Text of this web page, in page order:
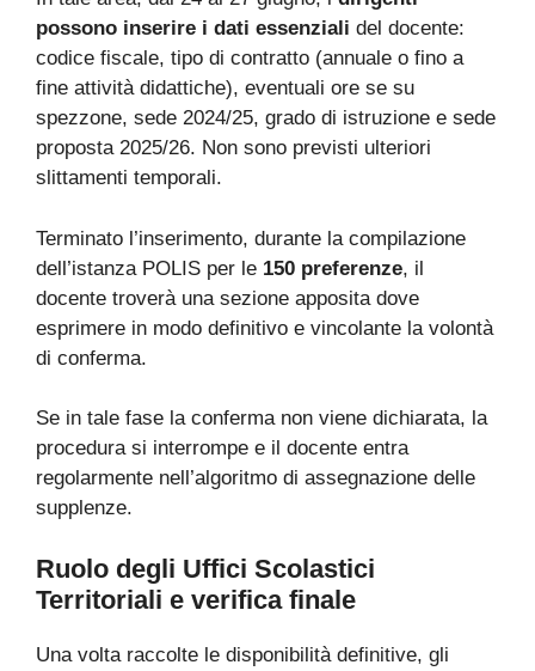
possono inserire i dati essenziali del docente:
codice fiscale, tipo di contratto (annuale o fino a
fine attività didattiche), eventuali ore se su
spezzone, sede 2024/25, grado di istruzione e sede
proposta 2025/26. Non sono previsti ulteriori
slittamenti temporali.
Terminato l’inserimento, durante la compilazione
dell’istanza POLIS per le 150 preferenze, il
docente troverà una sezione apposita dove
esprimere in modo definitivo e vincolante la volontà
di conferma.
Se in tale fase la conferma non viene dichiarata, la
procedura si interrompe e il docente entra
regolarmente nell’algoritmo di assegnazione delle
supplenze.
Ruolo degli Uffici Scolastici
Territoriali e verifica finale
Una volta raccolte le disponibilità definitive, gli